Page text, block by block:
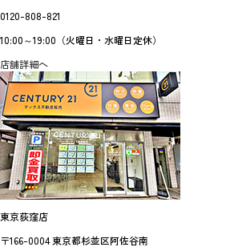
0120-808-821
10:00～19:00（火曜日・水曜日定休）
店舗詳細へ
東京荻窪店
〒166-0004 東京都杉並区阿佐谷南